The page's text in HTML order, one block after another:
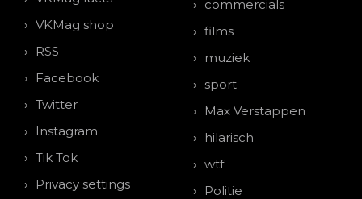
VKMag shop
RSS
Facebook
Twitter
Instagram
Tik Tok
Privacy settings
commercials
films
muziek
sport
Max Verstappen
hilarisch
wtf
Politie